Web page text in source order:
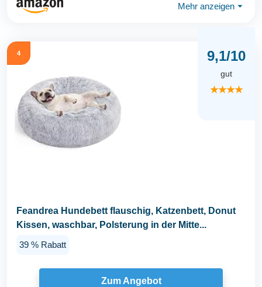
Mehr anzeigen ⏷
4 9,1/10
gut
★★★★
Feandrea Hundebett flauschig, Katzenbett, Donut
Kissen, waschbar, Polsterung in der Mitte...
39 % Rabatt
Zum Angebot